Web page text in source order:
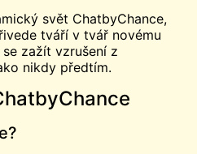
svět ChatbyChance,
tváří v tvář novému
zažít vzrušení z
nikdy předtím.